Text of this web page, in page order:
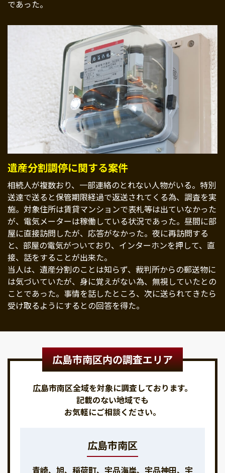
であった。
遺産分割調停に関する案件
相続人が複数おり、一部連絡のとれない人物がいる。特別
送達で送ると保管期限経過で返送されてくる為、調査を実
施。対象住所は賃貸マンションで表札等は出ていなかった
が、電気メーターは稼働している状況であった。昼間に部
屋に直接訪問したが、応答がなかった。夜に再訪問する
と、部屋の電気がついており、インターホンを押して、直
接、話をすることが出来た。
当人は、遺産分割のことは知らず、裁判所からの郵送物に
は気づいていたが、身に覚えがない為、無視していたとの
ことであった。事情を話したところ、次に送られてきたら
受け取るようにするとの回答を得た。
広島市南区内の調査エリア
広島市南区全域を対象に調査しております。
記載のない地域でも
お気軽にご相談ください。
広島市南区
青崎、旭、稲荷町、宇品海岸、宇品神田、宇